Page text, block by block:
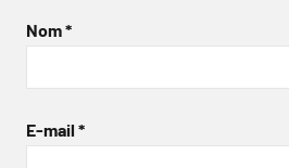
Nom*
E-mail *